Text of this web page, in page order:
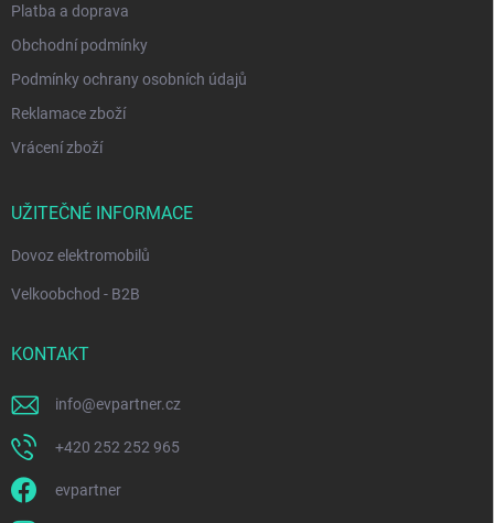
Platba a doprava
Obchodní podmínky
Podmínky ochrany osobních údajů
Reklamace zboží
Vrácení zboží
UŽITEČNÉ INFORMACE
Dovoz elektromobilů
Velkoobchod - B2B
KONTAKT
info@evpartner.cz
+420 252 252 965
evpartner